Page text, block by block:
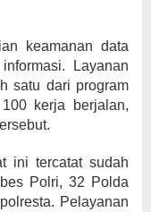
keamanan data
Layanan
satu dari program
kerja berjalan,
ini tercatat sudah
Polri, 32 Polda
Pelayanan